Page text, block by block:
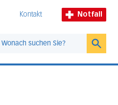
Kontakt Notfall